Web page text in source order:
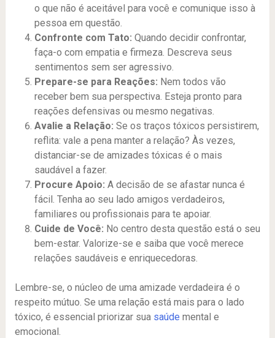
o que não é aceitável para você e comunique isso à
pessoa em questão.
Confronte com Tato: Quando decidir confrontar,
faça-o com empatia e firmeza. Descreva seus
sentimentos sem ser agressivo.
Prepare-se para Reações: Nem todos vão
receber bem sua perspectiva. Esteja pronto para
reações defensivas ou mesmo negativas.
Avalie a Relação: Se os traços tóxicos persistirem,
reflita: vale a pena manter a relação? Às vezes,
distanciar-se de amizades tóxicas é o mais
saudável a fazer.
Procure Apoio: A decisão de se afastar nunca é
fácil. Tenha ao seu lado amigos verdadeiros,
familiares ou profissionais para te apoiar.
Cuide de Você: No centro desta questão está o seu
bem-estar. Valorize-se e saiba que você merece
relações saudáveis e enriquecedoras.
Lembre-se, o núcleo de uma amizade verdadeira é o
respeito mútuo. Se uma relação está mais para o lado
tóxico, é essencial priorizar sua saúde mental e
emocional.